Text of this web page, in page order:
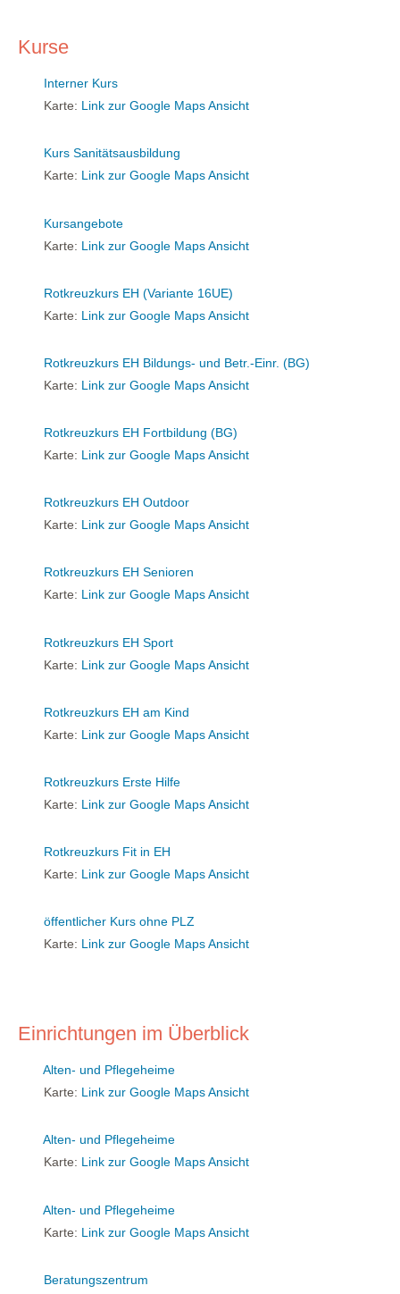
Kurse
Interner Kurs
Karte: Link zur Google Maps Ansicht
Kurs Sanitätsausbildung
Karte: Link zur Google Maps Ansicht
Kursangebote
Karte: Link zur Google Maps Ansicht
Rotkreuzkurs EH (Variante 16UE)
Karte: Link zur Google Maps Ansicht
Rotkreuzkurs EH Bildungs- und Betr.-Einr. (BG)
Karte: Link zur Google Maps Ansicht
Rotkreuzkurs EH Fortbildung (BG)
Karte: Link zur Google Maps Ansicht
Rotkreuzkurs EH Outdoor
Karte: Link zur Google Maps Ansicht
Rotkreuzkurs EH Senioren
Karte: Link zur Google Maps Ansicht
Rotkreuzkurs EH Sport
Karte: Link zur Google Maps Ansicht
Rotkreuzkurs EH am Kind
Karte: Link zur Google Maps Ansicht
Rotkreuzkurs Erste Hilfe
Karte: Link zur Google Maps Ansicht
Rotkreuzkurs Fit in EH
Karte: Link zur Google Maps Ansicht
öffentlicher Kurs ohne PLZ
Karte: Link zur Google Maps Ansicht
Einrichtungen im Überblick
Alten- und Pflegeheime
Karte: Link zur Google Maps Ansicht
Alten- und Pflegeheime
Karte: Link zur Google Maps Ansicht
Alten- und Pflegeheime
Karte: Link zur Google Maps Ansicht
Beratungszentrum